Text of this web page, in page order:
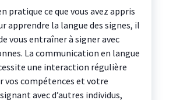
pratique ce que vous avez appris
apprendre la langue des signes, il
vous entraîner à signer avec
La communication en langue
une interaction régulière
vos compétences et votre
avec d’autres individus,